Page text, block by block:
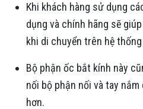
Khi khách hàng sử dụng
dụng và chính hãng sẽ
khi di chuyển trên hệ
Bộ phận ốc bắt kính này
nối bộ phận nối và tay
hơn.